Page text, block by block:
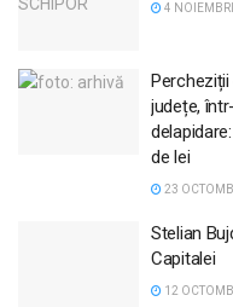
4
județe,
de lei
23
Stelian
Capitalei
12